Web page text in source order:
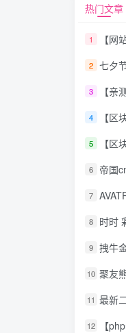
热门文章
1 【网站源
2 七夕
3 【亲测
4 【区块链
5 【区块链
6 帝国
7 AVATRADE多语
8 时时
9 拽牛金服 –
10 聚友熊
11 最新二次开
12 【php源